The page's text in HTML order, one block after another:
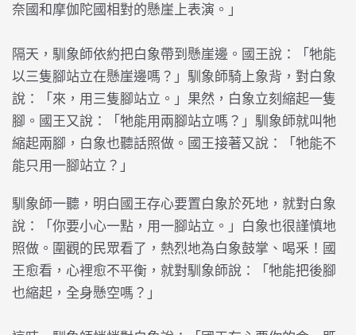
奈國和摩伽陀國相對的懸崖上表演。」
隔天，馴象師依約把白象帶到懸崖邊。國王說：「牠能
以三隻腳站立在懸崖邊嗎？」馴象師騎上象背，對白象
說：「來，用三隻腳站立。」果然，白象立刻縮起一隻
腳。國王又說：「牠能用兩腳站立嗎？」馴象師就叫牠
縮起兩腳，白象也聽話照做。國王接著又說：「牠能不
能只用一腳站立？」
馴象師一聽，明白國王存心要置白象於死地，就對白象
說：「你要小心一點，用一腳站立。」白象也很謹慎地
照做。圍觀的民眾看了，熱烈地為白象鼓掌、喝釆！國
王愈看，心裡愈不平衡，就對馴象師說：「牠能把後腳
也縮起，全身懸空嗎？」